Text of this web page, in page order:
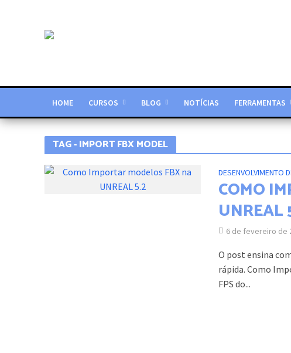
HOME CURSOS BLOG NOTÍCIAS FERRAMENTAS
TAG - IMPORT FBX MODEL
DESENVOLVIMENTO
COMO
UNREAL
6 de fevereiro de
O post ensina
rápida. Como
FPS do...